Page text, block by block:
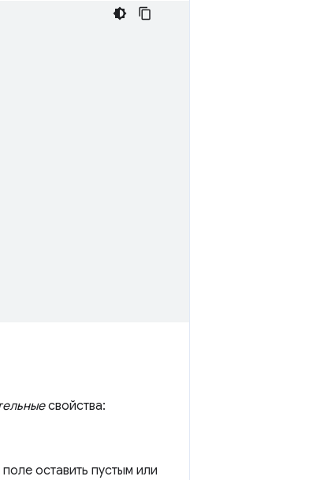
свойства:
оставить пустым или